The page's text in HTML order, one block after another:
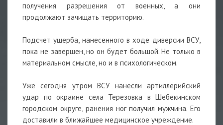
получения разрешения от военных, а они
продолжают зачищать территорию.
Подсчет ущерба, нанесенного в ходе диверсии ВСУ,
пока не завершен, но он будет большой. Не только в
материальном смысле, но и в психологическом.
Уже сегодня утром ВСУ нанесли артиллерийский
удар по окраине села Терезовка в Шебекинском
городском округе, ранения ног получил мужчина. Его
доставили в ближайшее медицинское учреждение.